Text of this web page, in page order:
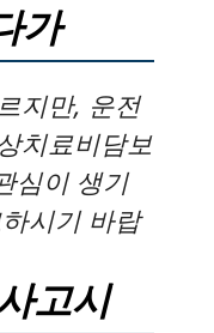
가
지만, 운전
치료비담보
심이 생기
시기 바랍
고시